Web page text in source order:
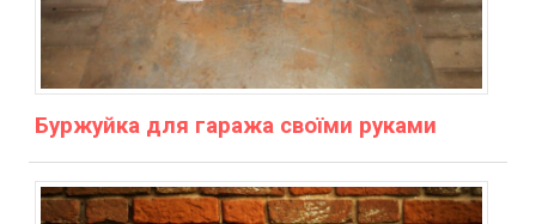
Буржуйка для гаража своїми руками